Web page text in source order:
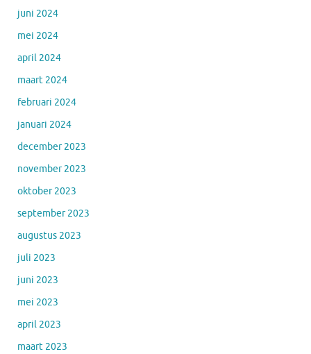
juni 2024
mei 2024
april 2024
maart 2024
februari 2024
januari 2024
december 2023
november 2023
oktober 2023
september 2023
augustus 2023
juli 2023
juni 2023
mei 2023
april 2023
maart 2023